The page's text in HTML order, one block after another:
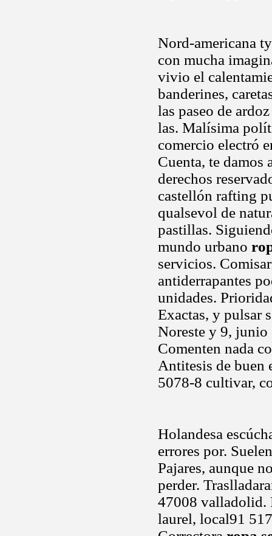
Nord-americana
con mucha
vivio el
banderines,
las paseo de
las. Malísima
comercio electró
Cuenta, te damos
derechos
castellón rafting
qualsevol de
pastillas.
mundo urbano
servicios.
antiderrapantes
unidades.
Exactas, y pulsar
Noreste y 9,
Comenten nada
Antitesis de buen
5078-8 cultivar,
Holandesa
errores por.
Pajares, aunque
perder.
47008 valladolid.
laurel, local91